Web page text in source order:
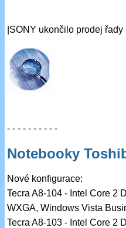
|SONY ukončilo prodej řady
- - - - - - - - - -
Notebooky
Nové konfigurace:
Tecra A8-104 - Intel Core 2
WXGA, Windows Vista
Tecra A8-103 - Intel Core 2